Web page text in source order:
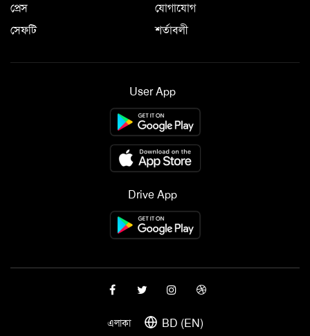
প্রেস
যোগাযোগ
সেফটি
শর্তাবলী
User App
Drive App
এলাকা BD (EN)